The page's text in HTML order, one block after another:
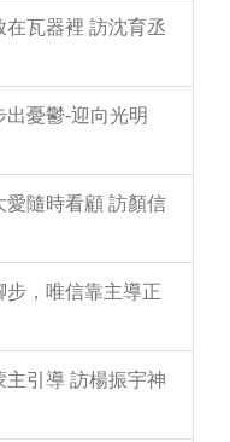
瓦器裡 訪沈育丞
憂鬱-迎向光明
隨時看顧 訪顏信
，唯信靠主導正
引導 訪楊振宇神